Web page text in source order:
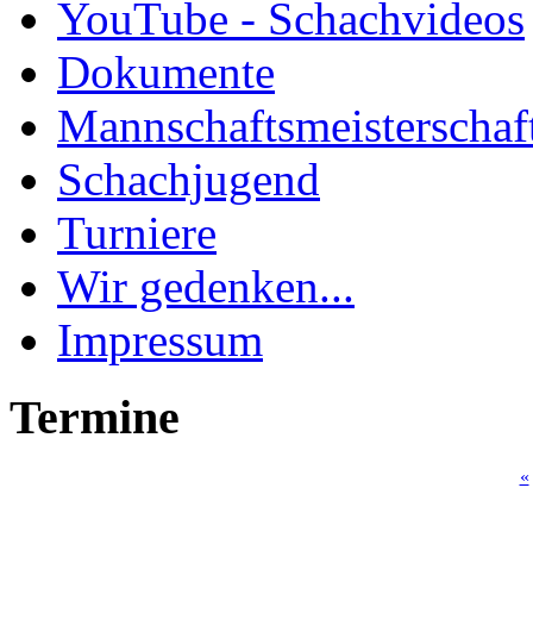
YouTube - Schachvideos
Dokumente
Schachjugend
Turniere
Wir gedenken...
Impressum
Termine
«